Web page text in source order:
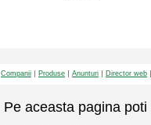
Companii Produse Anunturi Director web
Pe aceasta pagina poti